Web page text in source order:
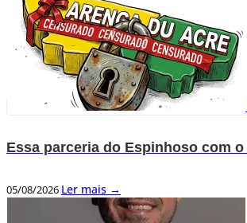
Essa parceria do Espinhoso com
05/08/2026 Ler mais →